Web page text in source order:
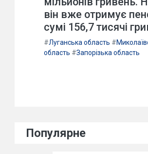
він вже отримує
сумі 156,7 тисячі
#Луганська область #
область #Запорізька область
Популярне